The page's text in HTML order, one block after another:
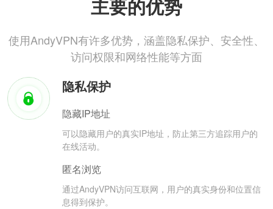
主要的优势
使用AndyVPN有许多优势，涵盖隐私保护、安全性、
访问权限和网络性能等方面
隐私保护
隐藏IP地址
可以隐藏用户的真实IP地址，防止第三方追踪用户的
在线活动。
匿名浏览
通过AndyVPN访问互联网，用户的真实身份和位置信
息得到保护。